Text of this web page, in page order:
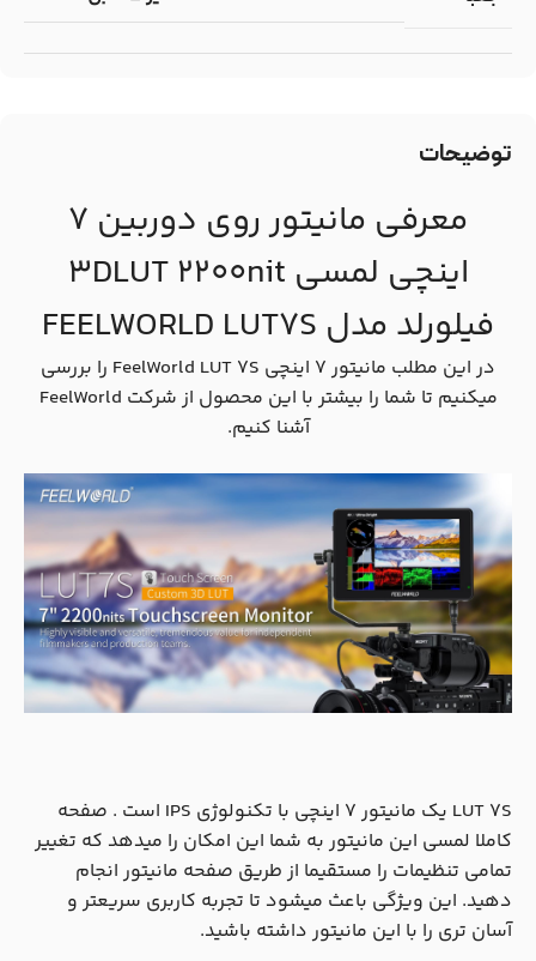
توضیحات
معرفی مانیتور روی دوربین 7
اینچی لمسی 3DLUT 2200nit
فیلورلد مدل FEELWORLD LUT7S
در این مطلب مانیتور 7 اینچی FeelWorld LUT 7S را بررسی
میکنیم تا شما را بیشتر با این محصول از شرکت FeelWorld
آشنا کنیم.
LUT 7S یک مانیتور 7 اینچی با تکنولوژی IPS است . صفحه
کاملا لمسی این مانیتور به شما این امکان را میدهد که تغییر
تمامی تنظیمات را مستقیما از طریق صفحه مانیتور انجام
دهید. این ویژگی باعث میشود تا تجربه کاربری سریعتر و
آسان تری را با این مانیتور داشته باشید.